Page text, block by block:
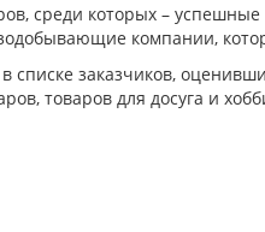
среди которых – успешные
компании,
заказчиков,
товаров для досуга и